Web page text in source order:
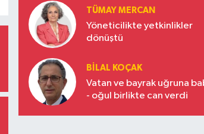
Türkiye’nin yükselen gücü
TÜMAY MERCAN
Yöneticilikte yetkinlikler
dönüştü
BILAL KOÇAK
Vatan ve bayrak uğruna
- oğul birlikte can verdi